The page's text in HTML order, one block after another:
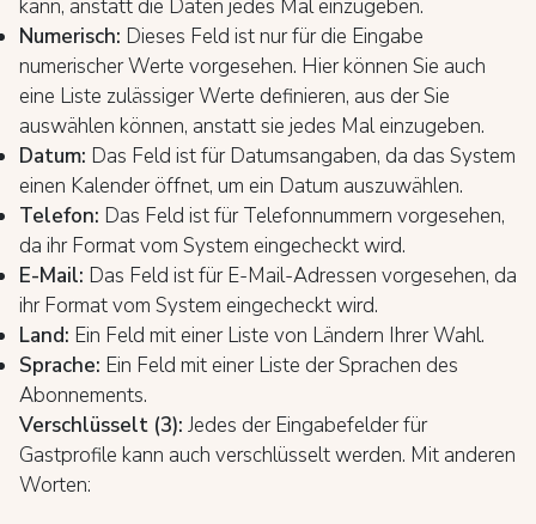
kann, anstatt die Daten jedes Mal einzugeben.
Numerisch: Dieses Feld ist nur für die Eingabe
numerischer Werte vorgesehen. Hier können Sie auch
eine Liste zulässiger Werte definieren, aus der Sie
auswählen können, anstatt sie jedes Mal einzugeben.
Datum: Das Feld ist für Datumsangaben, da das System
einen Kalender öffnet, um ein Datum auszuwählen.
Telefon: Das Feld ist für Telefonnummern vorgesehen,
da ihr Format vom System eingecheckt wird.
E-Mail: Das Feld ist für E-Mail-Adressen vorgesehen, da
ihr Format vom System eingecheckt wird.
Land: Ein Feld mit einer Liste von Ländern Ihrer Wahl.
Sprache: Ein Feld mit einer Liste der Sprachen des
Abonnements.
Verschlüsselt (3): Jedes der Eingabefelder für
Gastprofile kann auch verschlüsselt werden. Mit anderen
Worten: